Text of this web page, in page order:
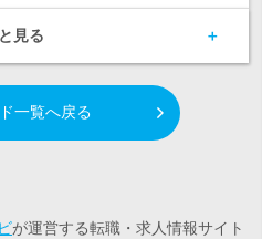
見る
一覧へ戻る
が運営する転職・求人情報サイト